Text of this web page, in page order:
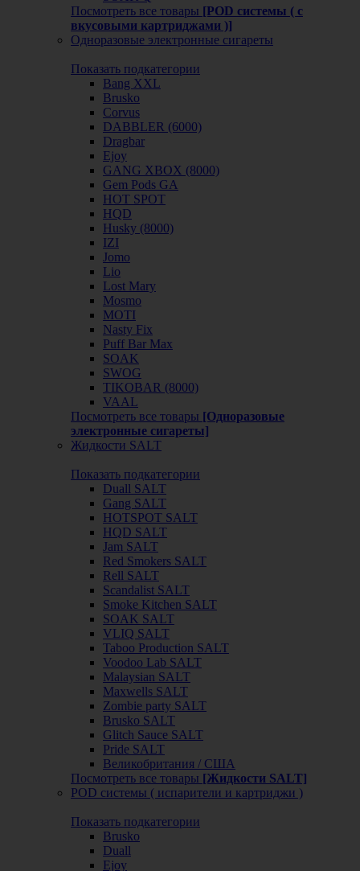
Посмотреть все товары [POD системы ( с
вкусовыми картриджами )]
Одноразовые электронные сигареты
Показать подкатегории
Bang XXL
Brusko
Corvus
DABBLER (6000)
Dragbar
Ejoy
GANG XBOX (8000)
Gem Pods GA
HOT SPOT
HQD
Husky (8000)
IZI
Jomo
Lio
Lost Mary
Mosmo
MOTI
Nasty Fix
Puff Bar Max
SOAK
SWOG
TIKOBAR (8000)
VAAL
Посмотреть все товары [Одноразовые
электронные сигареты]
Жидкости SALT
Показать подкатегории
Duall SALT
Gang SALT
HOTSPOT SALT
HQD SALT
Jam SALT
Red Smokers SALT
Rell SALT
Scandalist SALT
Smoke Kitchen SALT
SOAK SALT
VLIQ SALT
Taboo Production SALT
Voodoo Lab SALT
Malaysian SALT
Maxwells SALT
Zombie party SALT
Brusko SALT
Glitch Sauce SALT
Pride SALT
Великобритания / США
Посмотреть все товары [Жидкости SALT]
POD системы ( испарители и картриджи )
Показать подкатегории
Brusko
Duall
Ejoy